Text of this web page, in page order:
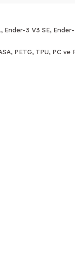
3 V3 SE,
PETG, TPU, PC ve